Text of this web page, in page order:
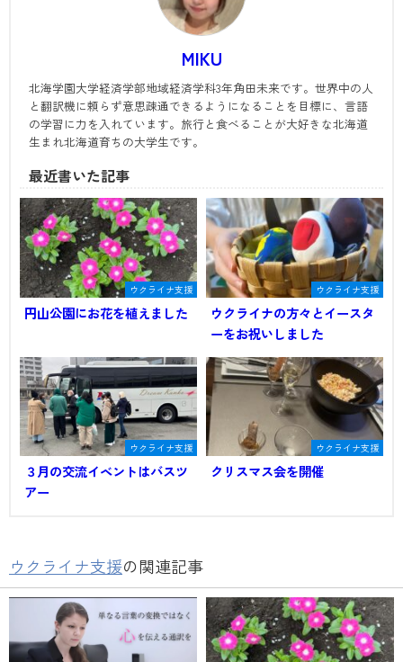
MIKU
北海学園大学経済学部地域経済学科3年角田未来です。世界中の人
と翻訳機に頼らず意思疎通できるようになることを目標に、言語
の学習に力を入れています。旅行と食べることが大好きな北海道
生まれ北海道育ちの大学生です。
最近書いた記事
ウクライナ支援
円山公園にお花を植えました
ウクライナ支援
ウクライナの方々とイースタ
ーをお祝いしました
ウクライナ支援
３月の交流イベントはバスツ
アー
ウクライナ支援
クリスマス会を開催
ウクライナ支援の関連記事